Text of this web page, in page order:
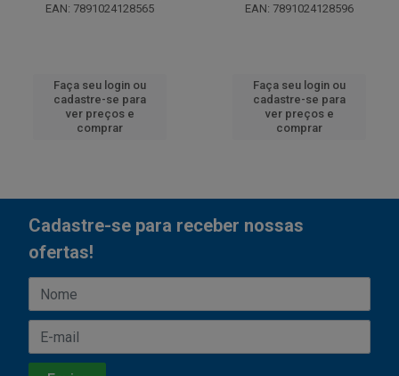
EAN: 7891024128565
Faça seu login ou
cadastre-se para
ver preços e
comprar
EAN: 7891024128596
Faça seu login ou
cadastre-se para
ver preços e
comprar
Cadastre-se para receber nossas
ofertas!